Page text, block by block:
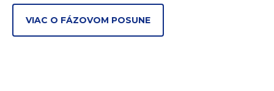
VIAC O FÁZOVOM POSUNE